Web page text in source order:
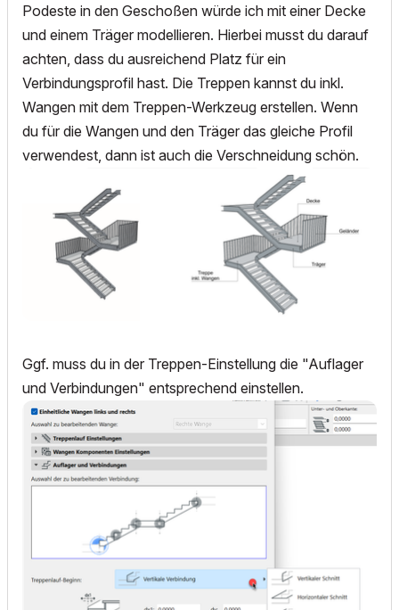
Podeste in den Geschoßen würde ich mit einer Decke
und einem Träger modellieren. Hierbei musst du darauf
achten, dass du ausreichend Platz für ein
Verbindungsprofil hast. Die Treppen kannst du inkl.
Wangen mit dem Treppen-Werkzeug erstellen. Wenn
du für die Wangen und den Träger das gleiche Profil
verwendest, dann ist auch die Verschneidung schön.
Ggf. muss du in der Treppen-Einstellung die "Auflager
und Verbindungen" entsprechend einstellen.